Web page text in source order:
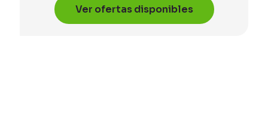
Ver ofertas disponibles